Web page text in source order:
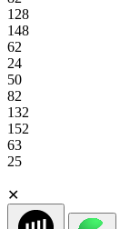
128
148
62
24
50
82
132
152
63
25
✕